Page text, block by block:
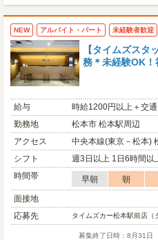
NEW アルバイト・パート 未経験者歓迎
【タイムズスタ
務＊未経験OK！
給与
時給1200円以上＋交
勤務地
松本市 松本駅周辺
アクセス
中央本線(東京－松本)
シフト
週3日以上 1日6時間以
時間帯
早朝 朝
面接地
応募先
タイムズカー松本駅前店（
募集終了日時：8月31日